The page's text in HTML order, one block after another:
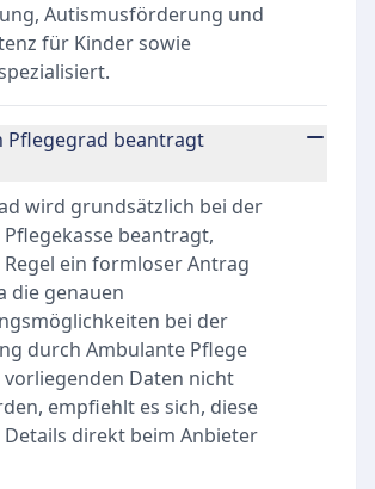
Autismusförderung und
für Kinder sowie
Pflegegrad beantragt
wird grundsätzlich bei der
beantragt,
ein formloser Antrag
die genauen
bei der
durch Ambulante Pflege
Daten nicht
empfiehlt es sich, diese
direkt beim Anbieter